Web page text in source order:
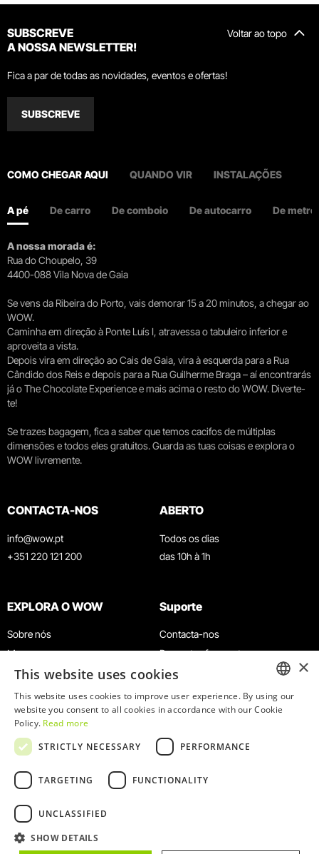
Voltar ao topo
SUBSCREVE
A NOSSA NEWSLETTER!
Fica a par de todas as novidades, eventos e ofertas!
SUBSCREVE
COMO CHEGAR AQUI QUANDO VIR INSTALAÇÕES
A pé De carro De comboio De autocarro De metro
A nossa morada é:
Rua do Choupelo, 39
4400-088 Vila Nova de Gaia
Se vens da Ribeira do Porto, vais demorar 15 a 20 minutos, a chegar ao
WOW.
Caminha em direção à Ponte Luís I, atravessa o tabuleiro inferior e
aproveita a vista.
Depois vira em direção ao Cais de Gaia, vira à esquerda para a Rua
Cândido dos Reis e depois para a Rua Guilherme Braga – aí encontrarás
já o The Chocolate Experience e mais acima o resto do WOW. Diverte-
te!
Se trazes bagagem, fica a saber que temos cacifos de múltiplas
dimensões e todos eles gratuitos. Guarda as tuas coisas e explora o
WOW livremente.
CONTACTA-NOS
info@wow.pt
+351 220 121 200
ABERTO
Todos os dias
das 10h à 1h
EXPLORA O WOW
Sobre nós
Museus
Agenda
Notícias
Restaurantes
Cartão WOW
Grupos e Eventos
Serviço Educativo
Suporte
Contacta-nos
Perguntas frequentes
Termos e Condições
Política de privacidade e cookies
Trabalha connosco
Livro de reclamações
© 2026
WOW
ENGLISH
×
This website uses cookies
This website uses cookies to improve user experience. By using our
website you consent to all cookies in accordance with our Cookie
Policy. Read more
STRICTLY NECESSARY
PERFORMANCE
TARGETING FUNCTIONALITY
UNCLASSIFIED
SHOW DETAILS